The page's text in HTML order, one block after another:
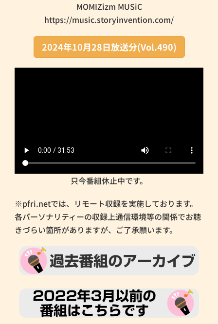
MOMIZizm MUSiC
https://music.storyinvention.com/
2024年10月28日放送分(Vol.490)
只今番組休止中です。
※pfri.netでは、リモート収録を実施しております。
各パーソナリティーの収録上通信環境等の関係でお聴
きづらい箇所がありますが、ご了承願います。